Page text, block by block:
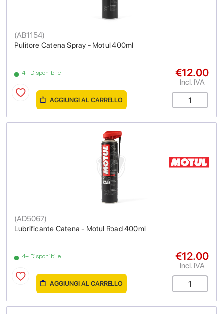
Pulitore Catena Spray - Motul 400ml
(AB1154)
4+ Disponibile €12.00
Incl. IVA
AGGIUNGI AL CARRELLO
Lubrificante Catena - Motul Road 400ml
(AD5067)
4+ Disponibile €12.00
Incl. IVA
AGGIUNGI AL CARRELLO